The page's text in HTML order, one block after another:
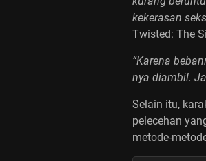
kekerasan
Twisted: The
“Karena
nya diambil.
Selain itu,
pelecehan
metode-